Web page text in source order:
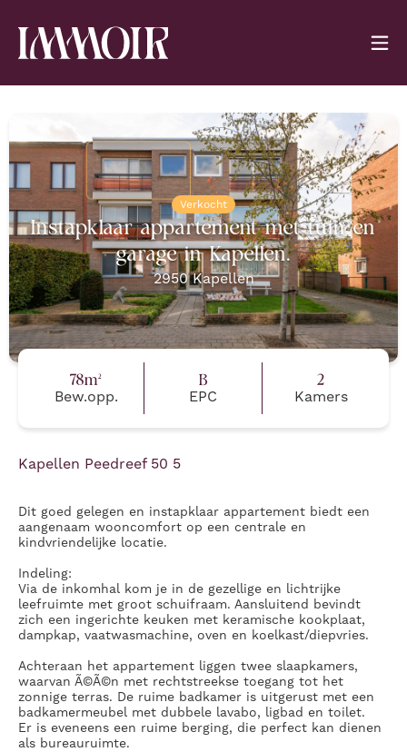
Verkocht
Instapklaar appartement met tuin en
garage in Kapellen.
2950 Kapellen
78m²
Bew.opp.
B
EPC
2
Kamers
Kapellen Peedreef 50 5
Dit goed gelegen en instapklaar appartement biedt een
aangenaam wooncomfort op een centrale en
kindvriendelijke locatie.
Indeling:
Via de inkomhal kom je in de gezellige en lichtrijke
leefruimte met groot schuifraam. Aansluitend bevindt
zich een ingerichte keuken met keramische kookplaat,
dampkap, vaatwasmachine, oven en koelkast/diepvries.
Achteraan het appartement liggen twee slaapkamers,
waarvan Ã©Ã©n met rechtstreekse toegang tot het
zonnige terras. De ruime badkamer is uitgerust met een
badkamermeubel met dubbele lavabo, ligbad en toilet.
Er is eveneens een ruime berging, die perfect kan dienen
als bureauruimte.